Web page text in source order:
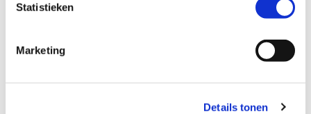
Statistieken
Marketing
Details tonen